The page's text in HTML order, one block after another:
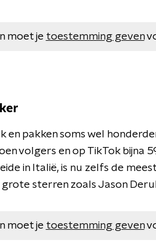
moet je toestemming geven
en pakken soms wel
volgers en op TikTok bijna
in Italië, is nu zelfs de
sterren zoals Jason
moet je toestemming geven